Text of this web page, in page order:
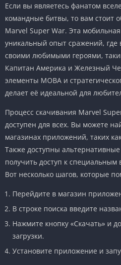
Если вы являетесь фанатом
командные битвы, то вам стоит
Marvel Super War. Эта
уникальный опыт сражений, где
своими любимыми героями,
Капитан Америка и Железный
элементы MOBA и
делает её идеальной для
Процесс скачивания Marvel
доступен для всех. Вы можете
магазинах приложений, таких
Также доступны
получить доступ к
Вот несколько шагов, которые
Перейдите в магазин
В строке поиска введите
Нажмите кнопку «Скачать» и
загрузки.
Установите приложение и